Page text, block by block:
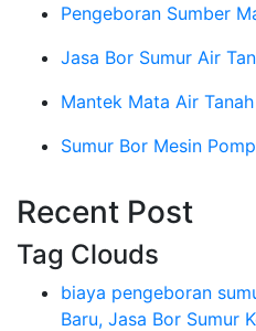
Pengeboran Sumber
Jasa Bor Sumur Air
Mantek Mata Air Tanah
Sumur Bor Mesin
Recent Post
Tag Clouds
biaya pengeboran
Baru, Jasa Bor Sumur